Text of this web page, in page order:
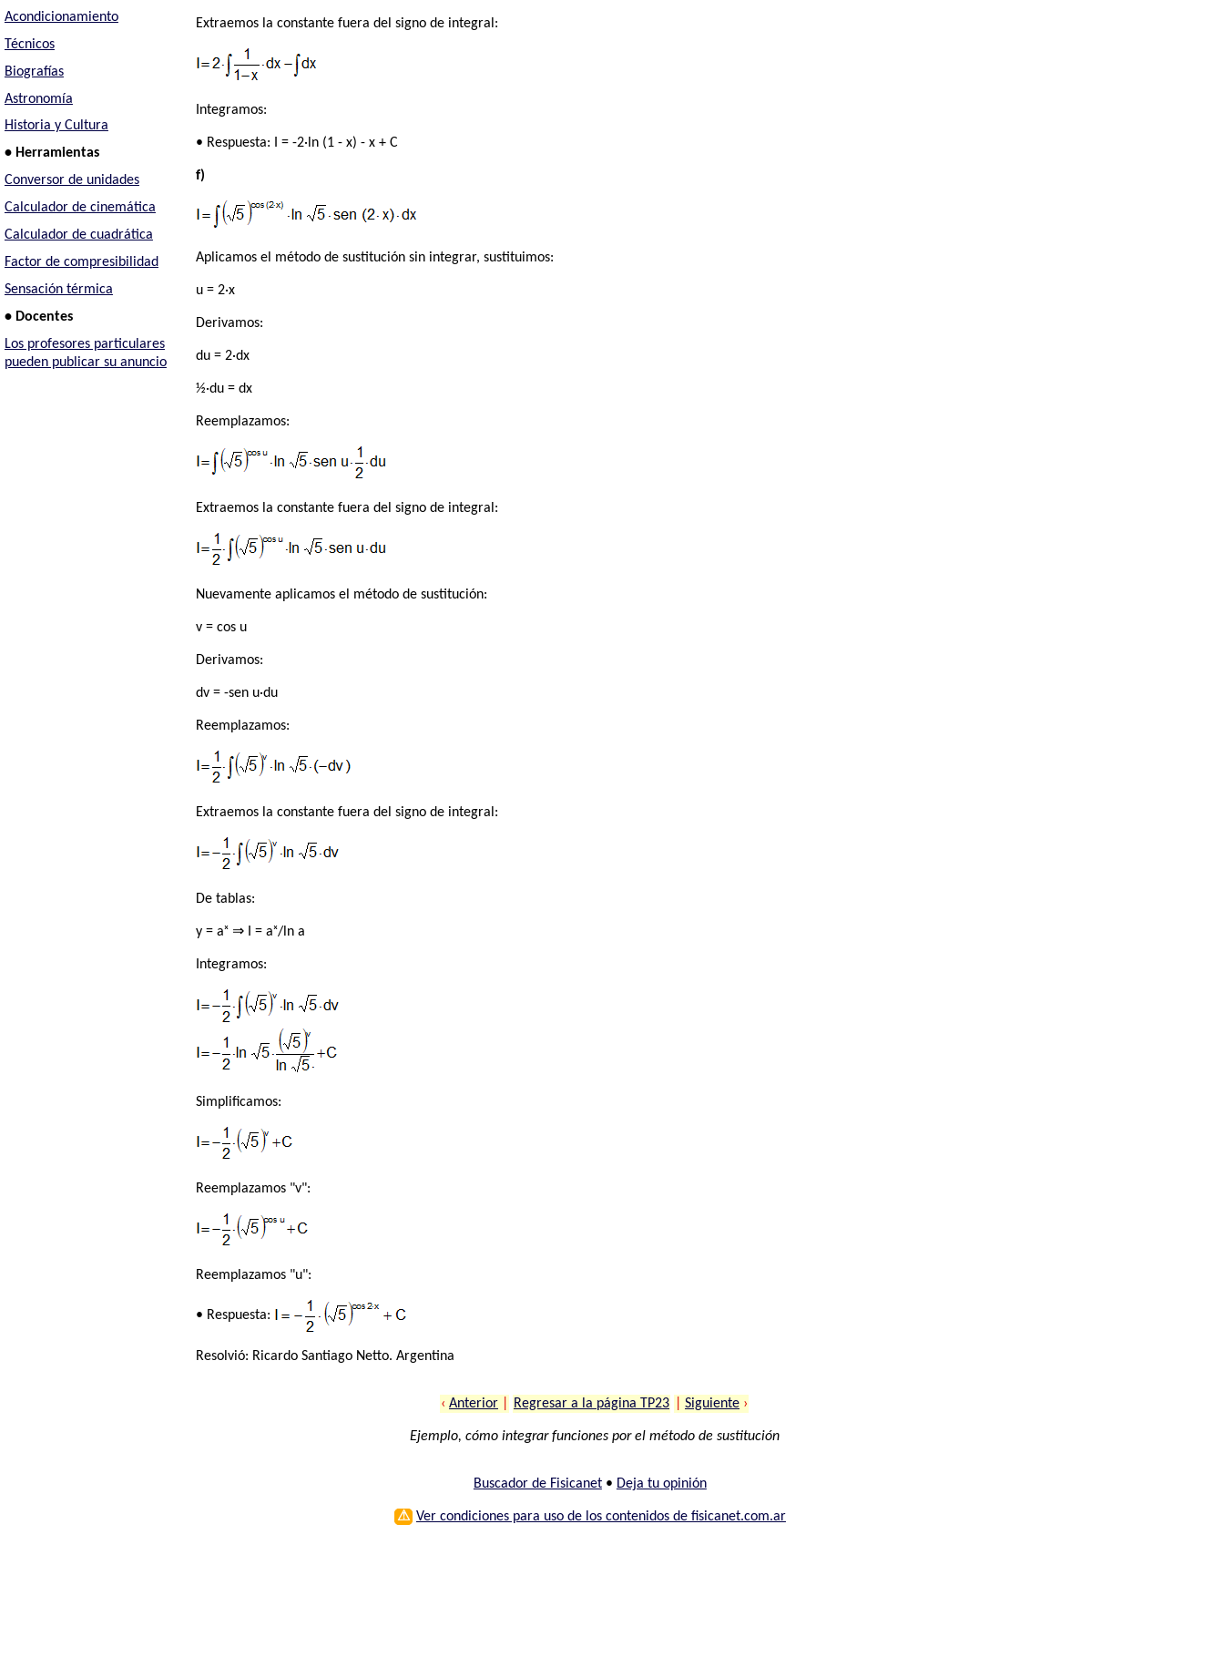
Acondicionamiento
Técnicos
Biografías
Astronomía
Historia y Cultura
• Herramientas
Conversor de unidades
Calculador de cinemática
Calculador de cuadrática
Factor de compresibilidad
Sensación térmica
• Docentes
Los profesores particulares
pueden publicar su anuncio
Extraemos la constante fuera del signo de integral:
Integramos:
• Respuesta: I = -2·ln (1 - x) - x + C
f)
Aplicamos el método de sustitución sin integrar, sustituimos:
u = 2·x
Derivamos:
du = 2·dx
½·du = dx
Reemplazamos:
Extraemos la constante fuera del signo de integral:
Nuevamente aplicamos el método de sustitución:
v = cos u
Derivamos:
dv = -sen u·du
Reemplazamos:
Extraemos la constante fuera del signo de integral:
De tablas:
y = aˣ ⇒ I = aˣ/ln a
Integramos:
Simplificamos:
Reemplazamos "v":
Reemplazamos "u":
• Respuesta:
Resolvió: Ricardo Santiago Netto. Argentina
‹ Anterior Regresar a la página TP23 Siguiente ›
Ejemplo, cómo integrar funciones por el método de sustitución
Buscador de Fisicanet• Deja tu opinión
⚠ Ver condiciones para uso de los contenidos de fisicanet.com.ar